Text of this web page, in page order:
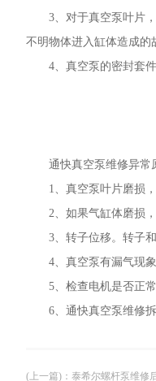
3、对于真空泵叶片，
不明物体进入缸体造成的
4、真空泵的密封套件
通快真空泵维修异常
1、真空泵叶片磨损，
2、如果气缸体磨损，
3、转子位移。转子和
4、真空泵有漏气现象
5、检查电机是否正常
6、通快真空泵维修拆
(上一篇) ： 泰希尔螺杆泵维修